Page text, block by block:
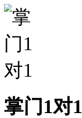
掌门1对1